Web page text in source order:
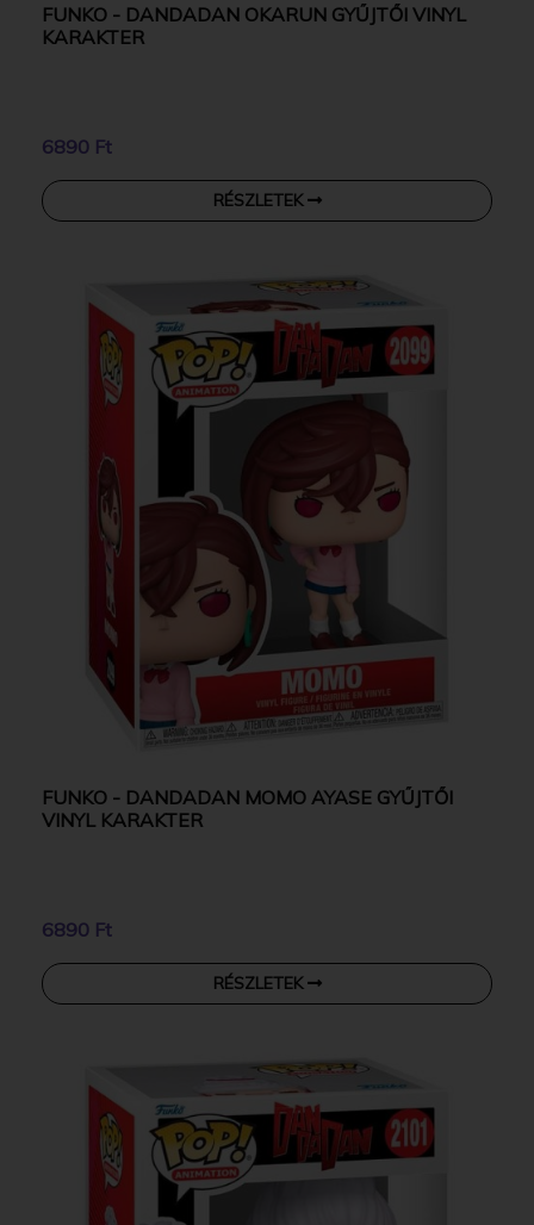
FUNKO - DANDADAN OKARUN GYŰJTŐI VINYL
KARAKTER
6890 Ft
RÉSZLETEK
FUNKO - DANDADAN MOMO AYASE GYŰJTŐI
VINYL KARAKTER
6890 Ft
RÉSZLETEK